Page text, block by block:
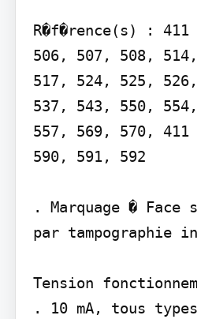
R�f�rence(s) : 411
506, 507, 508,
517, 524, 525,
537, 543, 550,
557, 569, 570, 411
590, 591, 592
. Marquage � Face
par tampographie
Tension
. 10 mA, tous